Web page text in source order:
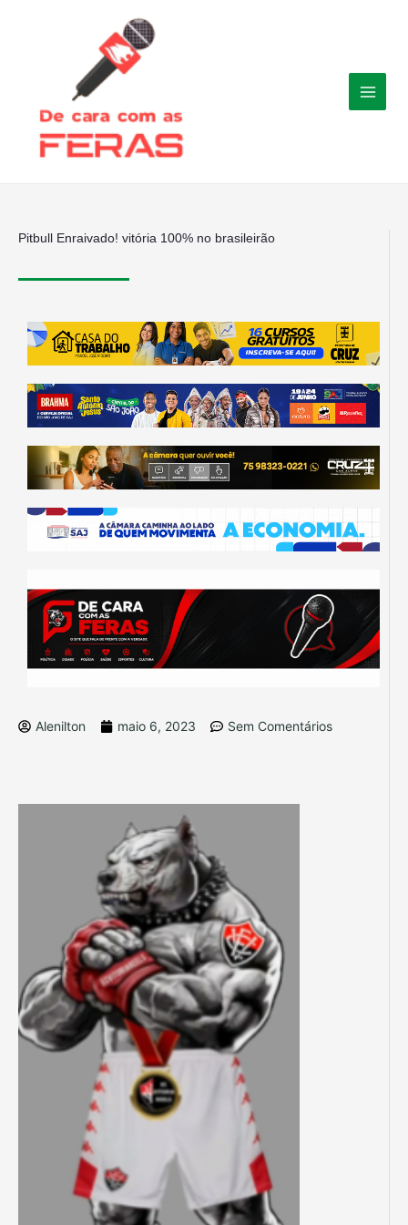
Pitbull Enraivado! vitória 100% no brasileirão
Alenilton maio 6, 2023 Sem Comentários